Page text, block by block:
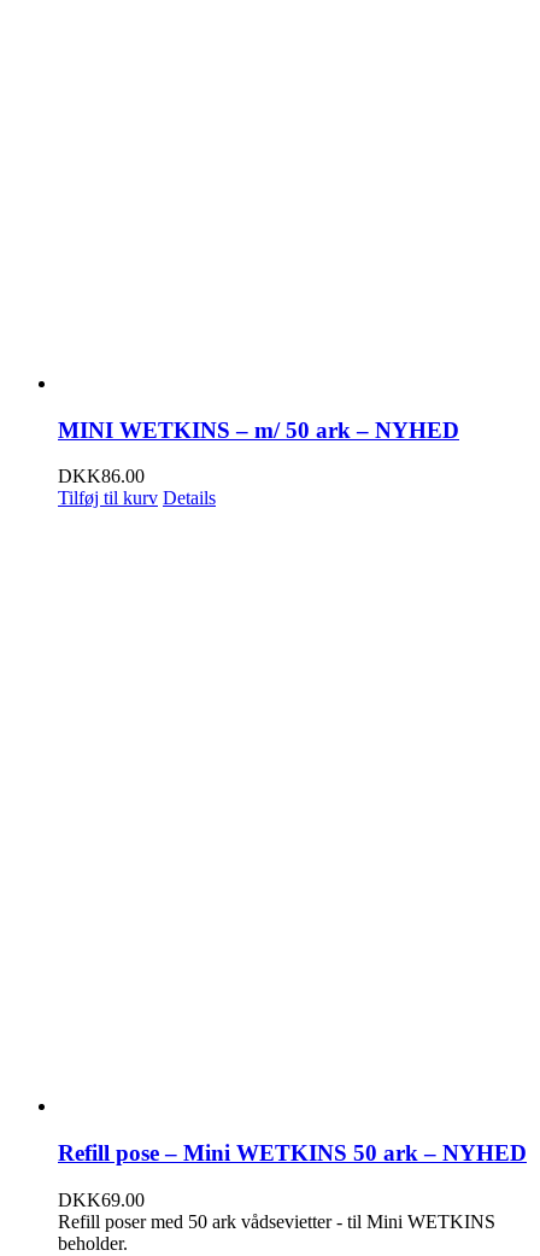
MINI WETKINS – m/ 50 ark – NYHED
DKK86.00
Tilføj til kurv Details
Refill pose – Mini WETKINS 50 ark – NYHED
DKK69.00
Refill poser med 50 ark vådsevietter - til Mini WETKINS
beholder.